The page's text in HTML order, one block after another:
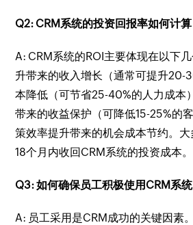
Q2: CRM系统的投资回报率如何计算
A: CRM系统的ROI主要体现在以下
升带来的收入增长（通常可提升20-
本降低（可节省25-40%的人力成本
带来的收益保护（可降低15-25%的
策效率提升带来的机会成本节约。
18个月内收回CRM系统的投资成本。
Q3: 如何确保员工积极使用CRM系统
A: 员工采用是CRM成功的关键因素